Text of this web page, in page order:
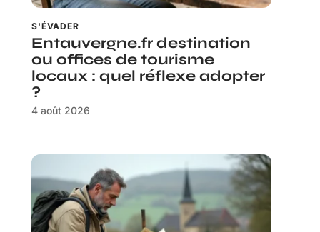
S'ÉVADER
Entauvergne.fr destination
ou offices de tourisme
locaux : quel réflexe adopter
?
4 août 2026